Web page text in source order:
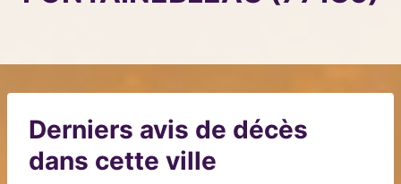
Derniers avis de décès
dans cette ville